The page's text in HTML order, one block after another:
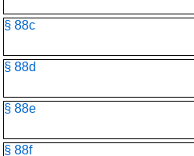
§ 88c
§ 88d
§ 88e
§ 88f